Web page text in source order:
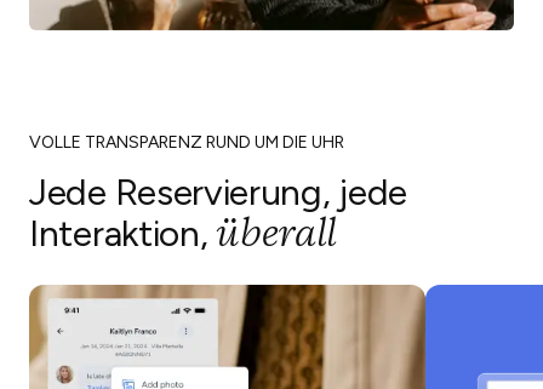
VOLLE TRANSPARENZ RUND UM DIE UHR
Jede Reservierung, jede
Interaktion,überall